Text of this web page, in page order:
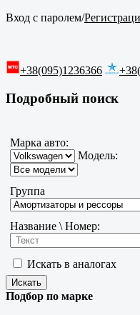
Вход с паролем/
+38(095)1236366
Подробный поиск
Марка авто:
Модель:
Группа
Название \ Номер:
Искать в аналогах
Подбор по марке